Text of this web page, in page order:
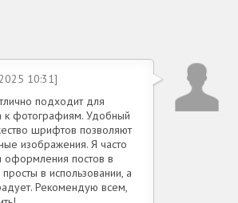
10:31]
подходит для
к фотографиям. Удобный
шрифтов позволяют
изображения. Я часто
оформления постов в
в использовании, а
Рекомендую всем,